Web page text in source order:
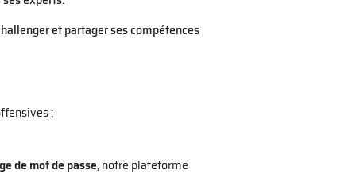
et partager ses compétences
;
de mot de passe, notre plateforme